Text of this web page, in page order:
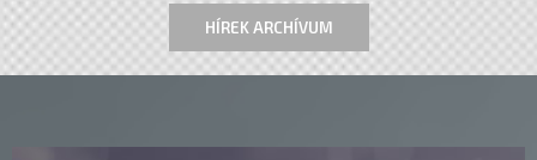
HÍREK ARCHÍVUM